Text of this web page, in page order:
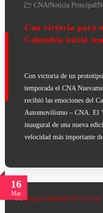
CNA|Noticia Principal|
Con victoria para
Colombia inició
Con victoria de un
temporada el CNA
recibió las emociones del
Automovilismo – CNA. El
inaugural de una nueva
velocidad más importante
16
Mar